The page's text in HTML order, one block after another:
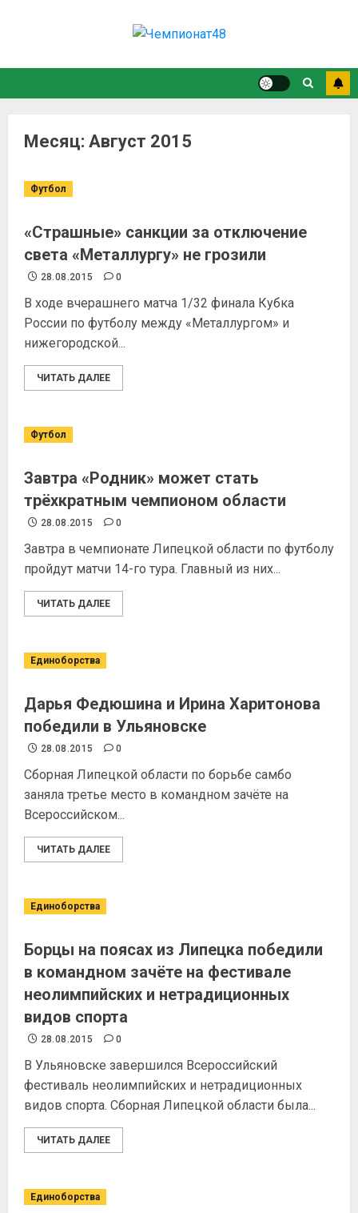
Месяц: Август 2015
Футбол
«Страшные» санкции за отключение
света «Металлургу» не грозили
28.08.2015 0
В ходе вчерашнего матча 1/32 финала Кубка
России по футболу между «Металлургом» и
нижегородской...
ЧИТАТЬ ДАЛЕЕ
Футбол
Завтра «Родник» может стать
трёхкратным чемпионом области
28.08.2015 0
Завтра в чемпионате Липецкой области по футболу
пройдут матчи 14-го тура. Главный из них...
ЧИТАТЬ ДАЛЕЕ
Единоборства
Дарья Федюшина и Ирина Харитонова
победили в Ульяновске
28.08.2015 0
Сборная Липецкой области по борьбе самбо
заняла третье место в командном зачёте на
Всероссийском...
ЧИТАТЬ ДАЛЕЕ
Единоборства
Борцы на поясах из Липецка победили
в командном зачёте на фестивале
неолимпийских и нетрадиционных
видов спорта
28.08.2015 0
В Ульяновске завершился Всероссийский
фестиваль неолимпийских и нетрадиционных
видов спорта. Сборная Липецкой области была...
ЧИТАТЬ ДАЛЕЕ
Единоборства